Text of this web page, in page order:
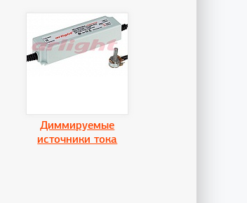
Диммируемые
источники тока